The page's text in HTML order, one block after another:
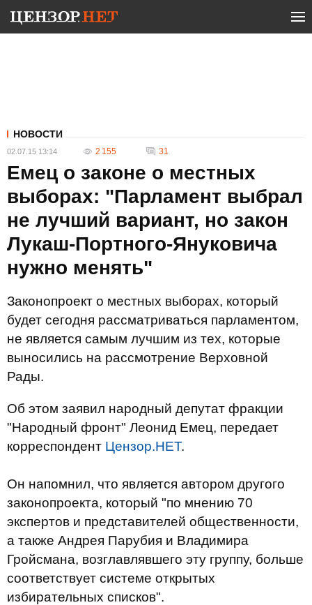
НОВОСТИ
02.07.15 13:14 2 155 31
Емец о законе о местных
выборах: "Парламент выбрал
не лучший вариант, но закон
Лукаш-Портного-Януковича
нужно менять"
Законопроект о местных выборах, который
будет сегодня рассматриваться парламентом,
не является самым лучшим из тех, которые
выносились на рассмотрение Верховной
Рады.
Об этом заявил народный депутат фракции
"Народный фронт" Леонид Емец, передает
корреспондент Цензор.НЕТ.
Он напомнил, что является автором другого
законопроекта, который "по мнению 70
экспертов и представителей общественности,
а также Андрея Парубия и Владимира
Гройсмана, возглавлявшего эту группу, больше
соответствует системе открытых
избирательных списков".